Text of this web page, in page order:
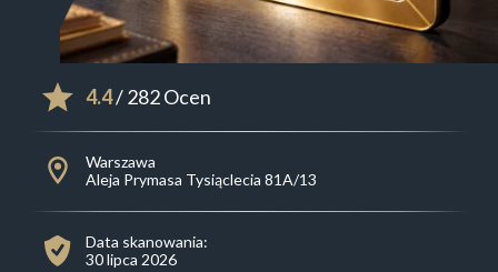
4.4/ 282 Ocen
Warszawa
Aleja Prymasa Tysiąclecia 81A/13
Data skanowania:
30 lipca 2026